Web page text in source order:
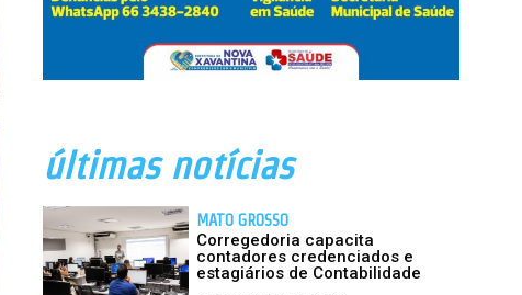
últimas notícias
MATO GROSSO
Corregedoria capacita
contadores credenciados e
estagiários de Contabilidade